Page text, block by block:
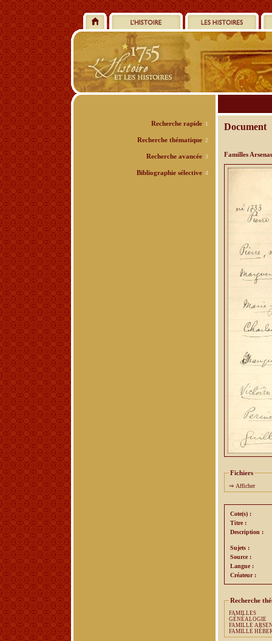
Document
Familles
Fichiers
⇒ Afficher
Cote(s) :
Titre :
Description :
Sujets :
Source :
Langue :
Créateur :
Recherche
FAMILLES
GÉNÉALOGIE
FAMILLE
FAMILLE
Recherche rapide 1
Recherche thématique 2
Recherche avancée 3
Bibliographie sélective 4